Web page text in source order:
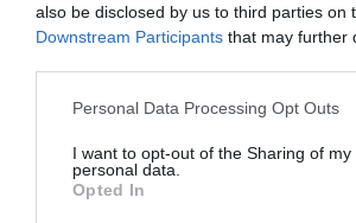
also be disclosed by us to third parties on
Downstream Participants that may further
Personal Data Processing Opt Outs
I want to opt-out of the Sharing of my
personal data.
Opted In
DERNIERS
Pyramides, croisières et mer Rouge :
une saison record malgré le contexte